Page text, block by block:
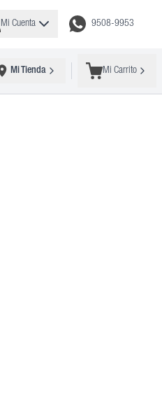
Mi Cuenta 9508-9953
Mi Tienda Mi Carrito